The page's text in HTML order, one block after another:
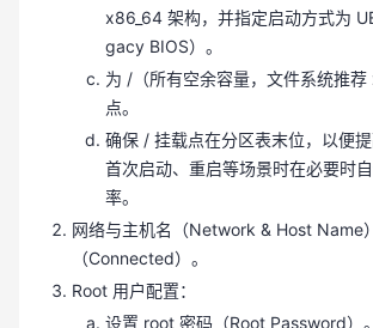
x86_64 架构，并指定启动方式为
gacy BIOS）。
为 /（所有空余容量，文件系统推
点。
确保 / 挂载点在分区表末位，以便
首次启动、重启等场景时在必要时
率。
网络与主机名（Network & Host Name
（Connected）。
Root 用户配置：
设置 root 密码（Root Password）。